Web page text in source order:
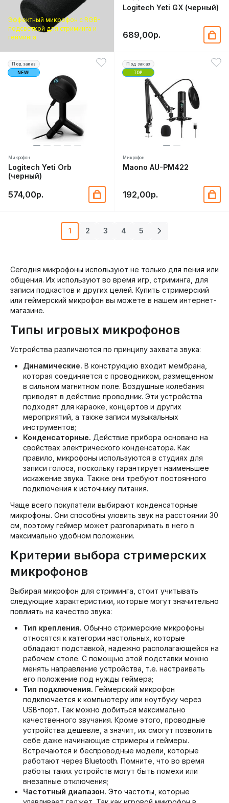
Эффектный микрофон с RGB-
подсветкой для стриминга и
гейминга
Logitech Yeti GX (черный)
689,00р.
Под заказ
NEW!
Микрофон
Logitech Yeti Orb
(черный)
574,00р.
Под заказ
TOP
Микрофон
Maono AU-PM422
192,00р.
1 2 3 4 5
Сегодня микрофоны используют не только для пения или
общения. Их используют во время игр, стриминга, для
записи подкастов и других целей. Купить стримерский
или геймерский микрофон вы можете в нашем интернет-
магазине.
Типы игровых микрофонов
Устройства различаются по принципу захвата звука:
Динамические. В конструкцию входит мембрана,
которая соединяется с проводником, размещенном
в сильном магнитном поле. Воздушные колебания
приводят в действие проводник. Эти устройства
подходят для караоке, концертов и других
мероприятий, а также записи музыкальных
инструментов;
Конденсаторные. Действие прибора основано на
свойствах электрического конденсатора. Как
правило, микрофоны используются в студиях для
записи голоса, поскольку гарантирует наименьшее
искажение звука. Также они требуют постоянного
подключения к источнику питания.
Чаще всего покупатели выбирают конденсаторные
микрофоны. Они способны уловить звук на расстоянии 30
см, поэтому геймер может разговаривать в него в
максимально удобном положении.
Критерии выбора стримерских
микрофонов
Выбирая микрофон для стриминга, стоит учитывать
следующие характеристики, которые могут значительно
повлиять на качество звука:
Тип крепления. Обычно стримерские микрофоны
относятся к категории настольных, которые
обладают подставкой, надежно располагающейся на
рабочем столе. С помощью этой подставки можно
менять направление устройства, т.е. настраивать
его положение под нужды геймера;
Тип подключения. Геймерский микрофон
подключается к компьютеру или ноутбуку через
USB-порт. Так можно добиться максимально
качественного звучания. Кроме этого, проводные
устройства дешевле, а значит, их смогут позволить
себе даже начинающие стримеры и геймеры.
Встречаются и беспроводные модели, которые
работают через Bluetooth. Помните, что во время
работы таких устройств могут быть помехи или
внезапные отключения;
Частотный диапазон. Это частоты, которые